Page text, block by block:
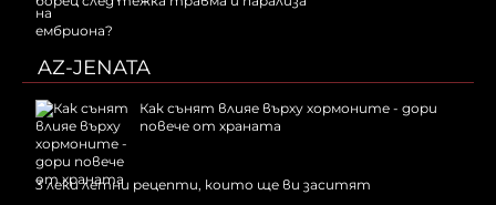
AZ-JENATA
Как сънят влияе върху хормоните - дори
повече от храната
3 леки летни рецепти, които ще ви заситят